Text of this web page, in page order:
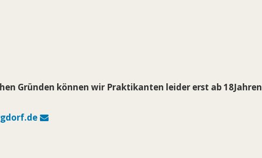
Gründen können wir Praktikanten leider erst ab 18Jahren